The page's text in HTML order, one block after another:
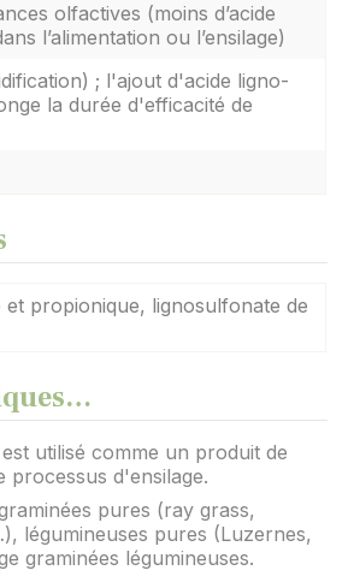
olfactives (moins d’acide
l’alimentation ou l’ensilage)
; l'ajout d'acide ligno-
la durée d'efficacité de
et propionique, lignosulfonate de
utilisé comme un produit de
processus d'ensilage.
pures (ray grass,
légumineuses pures (Luzernes,
graminées légumineuses.